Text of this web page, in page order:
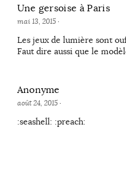
Une gersoise à Paris
mai 13, 2015·
Les jeux de lumière sont
Faut dire aussi que le
Anonyme
août 24, 2015·
:seashell: :preach: